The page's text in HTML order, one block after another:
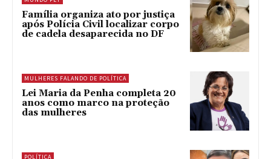
Família organiza ato por justiça
após Polícia Civil localizar corpo
de cadela desaparecida no DF
MULHERES FALANDO DE POLÍTICA
Lei Maria da Penha completa 20
anos como marco na proteção
das mulheres
POLÍTICA